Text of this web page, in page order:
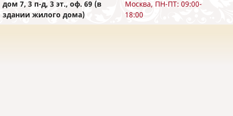
дом 7, 3 п-д, 3 эт., оф. 69 (в
здании жилого дома)
Москва, ПН-ПТ: 09:00-
18:00